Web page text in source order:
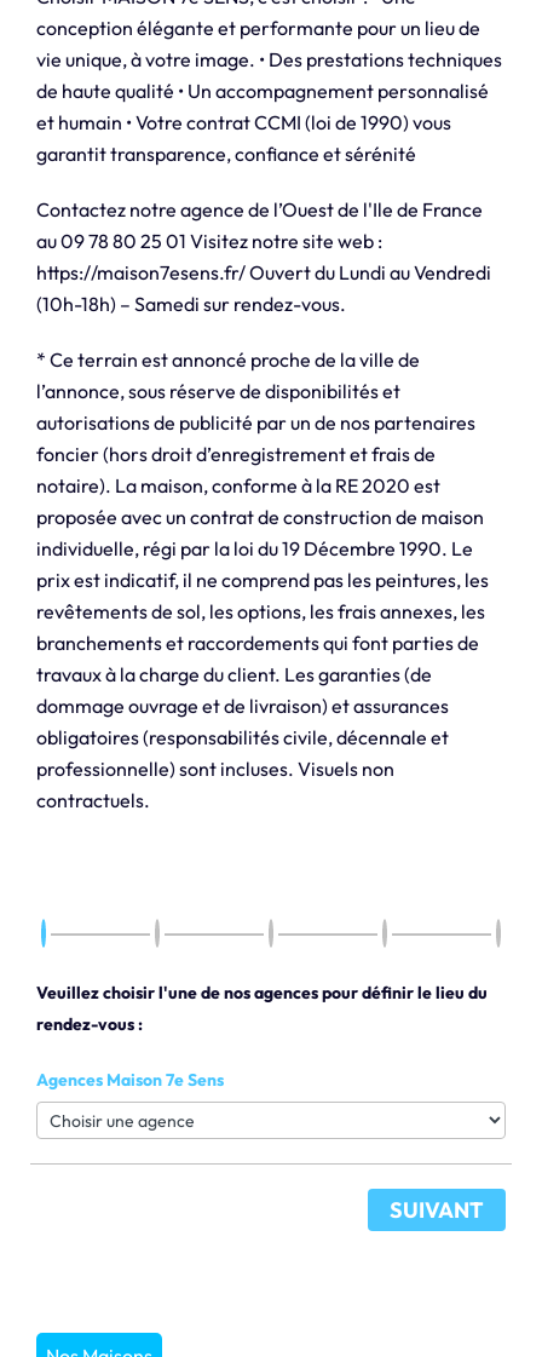
conception élégante et performante pour un lieu de
vie unique, à votre image. • Des prestations techniques
de haute qualité • Un accompagnement personnalisé
et humain • Votre contrat CCMI (loi de 1990) vous
garantit transparence, confiance et sérénité
Contactez notre agence de l’Ouest de l'Ile de France
au 09 78 80 25 01 Visitez notre site web :
https://maison7esens.fr/ Ouvert du Lundi au Vendredi
(10h-18h) – Samedi sur rendez-vous.
* Ce terrain est annoncé proche de la ville de
l’annonce, sous réserve de disponibilités et
autorisations de publicité par un de nos partenaires
foncier (hors droit d’enregistrement et frais de
notaire). La maison, conforme à la RE 2020 est
proposée avec un contrat de construction de maison
individuelle, régi par la loi du 19 Décembre 1990. Le
prix est indicatif, il ne comprend pas les peintures, les
revêtements de sol, les options, les frais annexes, les
branchements et raccordements qui font parties de
travaux à la charge du client. Les garanties (de
dommage ouvrage et de livraison) et assurances
obligatoires (responsabilités civile, décennale et
professionnelle) sont incluses. Visuels non
contractuels.
Veuillez choisir l'une de nos agences pour définir le lieu du
rendez-vous :
Agences Maison 7e Sens
SUIVANT